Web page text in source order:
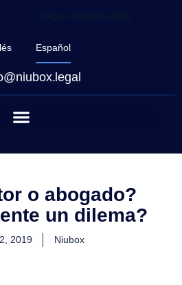
Español
o abogado?
un dilema?
2019 Niubox